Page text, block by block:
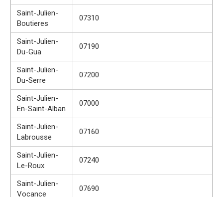
Saint-Julien-
Boutieres
07310
Saint-Julien-
Du-Gua
07190
Saint-Julien-
Du-Serre
07200
Saint-Julien-
En-Saint-Alban
07000
Saint-Julien-
Labrousse
07160
Saint-Julien-
Le-Roux
07240
Saint-Julien-
Vocance
07690